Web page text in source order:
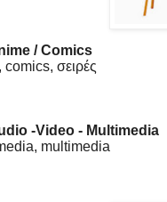
/Comics
σειρές
-Video - Multimedia
, multimedia